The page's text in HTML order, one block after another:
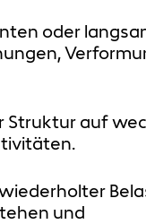
oder
Struktur auf
und